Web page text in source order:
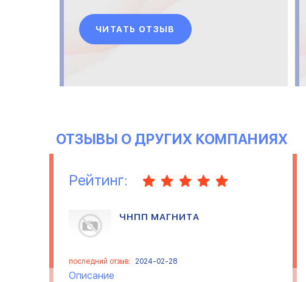
распоряжения. Условия
совершенно не
соответствуют санитарным
ЧИТАТЬ ОТЗЫВ
ОТЗЫВЫ О ДРУГИХ КОМПАНИЯХ
Рейтинг:
ЧНПП МАГНИТА
последний отзыв: 2024-02-28
Описание